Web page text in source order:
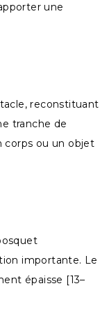
une
reconstituant
tranche de
corps ou un objet
importante. Le
épaisse [13–